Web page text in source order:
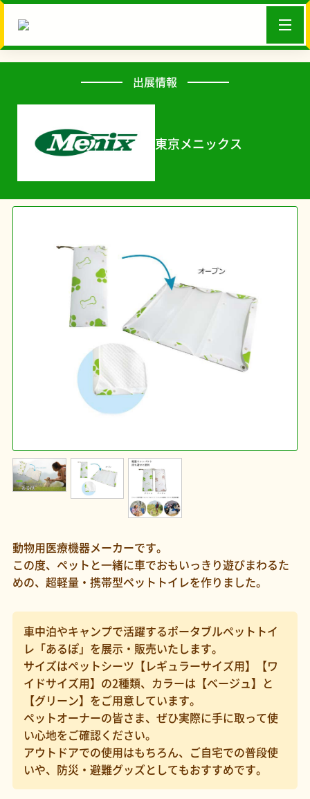
出展情報
東京メニックス
動物用医療機器メーカーです。
この度、ペットと一緒に車でおもいっきり遊びまわるた
めの、超軽量・携帯型ペットトイレを作りました。
車中泊やキャンプで活躍するポータブルペットトイ
レ「あるぽ」を展示・販売いたします。
サイズはペットシーツ【レギュラーサイズ用】【ワ
イドサイズ用】の2種類、カラーは【ベージュ】と
【グリーン】をご用意しています。
ペットオーナーの皆さま、ぜひ実際に手に取って使
い心地をご確認ください。
アウトドアでの使用はもちろん、ご自宅での普段使
いや、防災・避難グッズとしてもおすすめです。